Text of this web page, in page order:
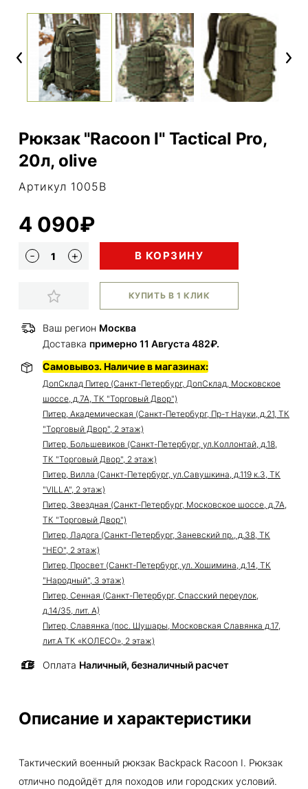
Previous Next
Рюкзак "Racoon I" Tactical Pro,
20л, olive
Артикул 1005B
4 090₽
В КОРЗИНУ
КУПИТЬ В 1 КЛИК
Ваш регион Москва
Доставка примерно 11 Августа 482₽.
Самовывоз. Наличие в магазинах:
ДопСклад Питер (Санкт-Петербург, ДопСклад, Московское
шоссе, д.7А, ТК "Торговый Двор")
Питер, Академическая (Санкт-Петербург, Пр-т Науки, д.21, ТК
"Торговый Двор", 2 этаж)
Питер, Большевиков (Санкт-Петербург, ул.Коллонтай, д.18,
ТК "Торговый Двор", 2 этаж)
Питер, Вилла (Санкт-Петербург, ул.Савушкина, д.119 к.3, ТК
"VILLA", 2 этаж)
Питер, Звездная (Санкт-Петербург, Московское шоссе, д.7А,
ТК "Торговый Двор")
Питер, Ладога (Санкт-Петербург, Заневский пр., д.38, ТК
"НЕО", 2 этаж)
Питер, Просвет (Санкт-Петербург, ул. Хошимина, д.14, ТК
"Народный", 3 этаж)
Питер, Сенная (Санкт-Петербург, Спасский переулок,
д.14/35, лит. А)
Питер, Славянка (пос. Шушары, Московская Славянка д.17,
лит.А ТК «КОЛЕСО», 2 этаж)
Оплата Наличный, безналичный расчет
Описание и характеристики
Тактический военный рюкзак Backpack Racoon I. Рюкзак
отлично подойдёт для походов или городских условий.